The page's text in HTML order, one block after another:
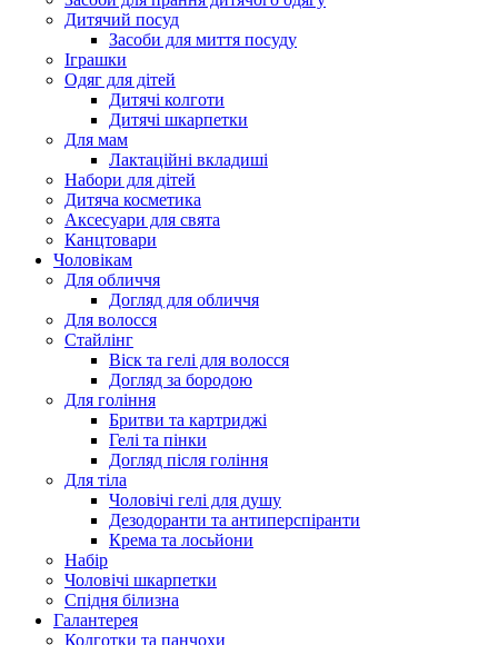
Дитячий посуд
Засоби для миття посуду
Іграшки
Одяг для дітей
Дитячі колготи
Дитячі шкарпетки
Для мам
Лактаційні вкладиші
Набори для дітей
Дитяча косметика
Аксесуари для свята
Канцтовари
Чоловікам
Для обличчя
Догляд для обличчя
Для волосся
Стайлінг
Віск та гелі для волосся
Догляд за бородою
Для гоління
Бритви та картриджі
Гелі та пінки
Догляд після гоління
Для тіла
Чоловічі гелі для душу
Дезодоранти та антиперспіранти
Крема та лосьйони
Набір
Чоловічі шкарпетки
Спідня білизна
Галантерея
Колготки та панчохи